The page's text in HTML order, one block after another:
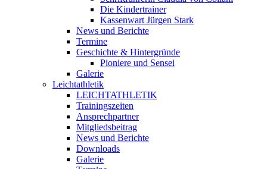
Die Kindertrainer
Kassenwart Jürgen Stark
News und Berichte
Termine
Geschichte & Hintergründe
Pioniere und Sensei
Galerie
Leichtathletik
LEICHTATHLETIK
Trainingszeiten
Ansprechpartner
Mitgliedsbeitrag
News und Berichte
Downloads
Galerie